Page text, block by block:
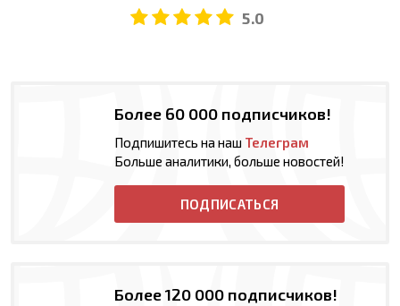
5.0
Более 60 000 подписчиков!
Подпишитесь на наш Телеграм
Больше аналитики, больше новостей!
ПОДПИСАТЬСЯ
Более 120 000 подписчиков!